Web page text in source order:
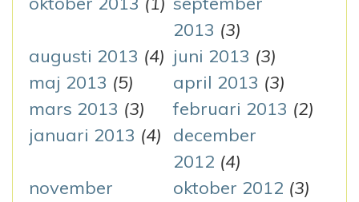
2013 (3)
augusti 2013 (4) juni 2013 (3)
maj 2013 (5) april 2013 (3)
mars 2013 (3) februari 2013 (2)
januari 2013 (4)
december
2012 (4)
november
oktober 2012 (3)